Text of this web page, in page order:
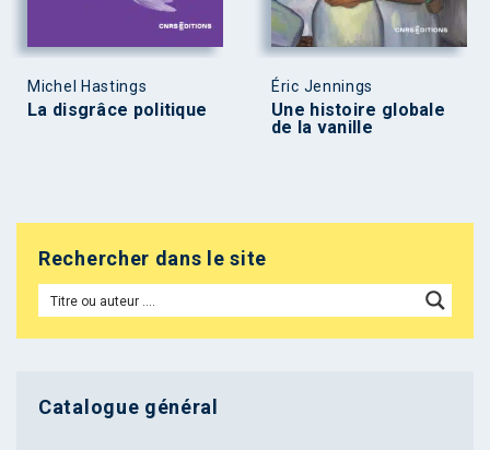
Michel Hastings
La disgrâce politique
Éric Jennings
Une histoire globale
de la vanille
Rechercher dans le site
Catalogue général